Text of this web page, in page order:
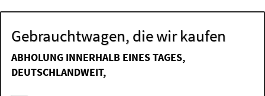
Gebrauchtwagen, die wir kaufen
ABHOLUNG INNERHALB EINES TAGES,
DEUTSCHLANDWEIT,